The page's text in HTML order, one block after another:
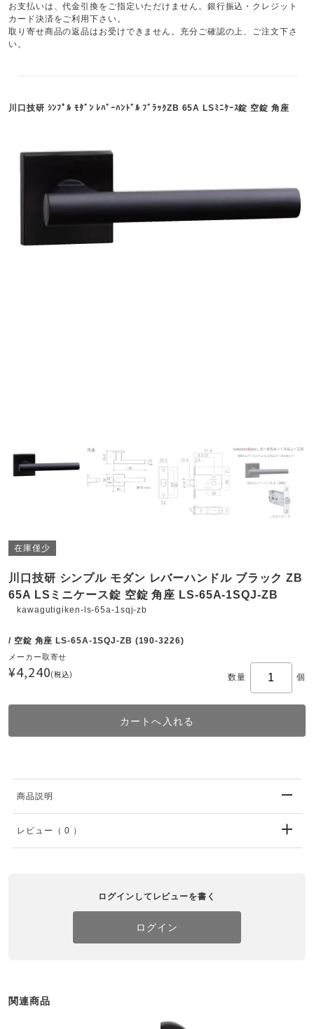
お支払いは、代金引換をご指定いただけません。銀行振込・クレジット
カード決済をご利用下さい。
取り寄せ商品の返品はお受けできません。充分ご確認の上、ご注文下さ
い。
川口技研 ｼﾝﾌﾟﾙ ﾓﾀﾞﾝ ﾚﾊﾞｰﾊﾝﾄﾞﾙ ﾌﾞﾗｯｸZB 65A LSﾐﾆｹｰｽ錠 空錠 角座
在庫僅少
川口技研 シンプル モダン レバーハンドル ブラック ZB
65A LSミニケース錠 空錠 角座 LS-65A-1SQJ-ZB
kawagutigiken-ls-65a-1sqj-zb
/ 空錠 角座 LS-65A-1SQJ-ZB (190-3226)
メーカー取寄せ
¥4,240(税込) 数量 個
商品説明
レビュー （ 0 ）
ログインしてレビューを書く
ログイン
関連商品